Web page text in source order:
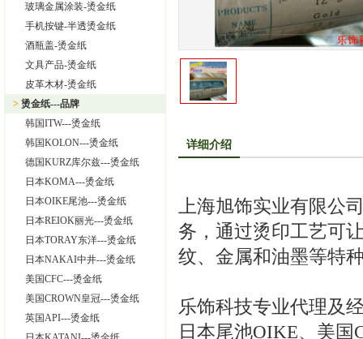
玻璃金属涂装-烫金纸
手机按键-半透烫金纸
酒瓶盖-烫金纸
文具产品-烫金纸
皮革木材-烫金纸
> 烫金纸---品牌
韩国ITW---烫金纸
韩国KOLON---烫金纸
德国KURZ库尔兹---烫金纸
日本KOMA---烫金纸
日本OIKE尾池---烫金纸
日本REIOK丽光---烫金纸
日本TORAY东洋---烫金纸
日本NAKAI中井---烫金纸
美国CFC---烫金纸
美国CROWN皇冠---烫金纸
英国API---烫金纸
详细介绍
上海旭饰实业有限公
务，通过烫印工艺可
纹、金属和油墨等特
乐饰科技专业代理及
日本尾池OIKE、美国